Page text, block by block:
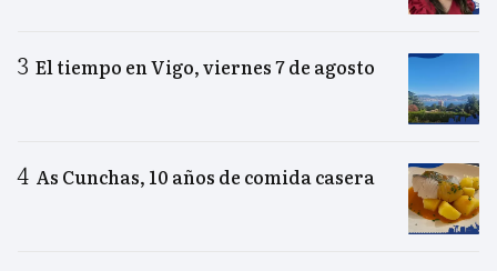
El tiempo en Vigo, viernes 7 de agosto
As Cunchas, 10 años de comida casera